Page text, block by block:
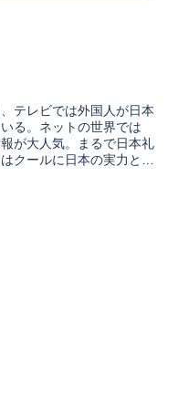
テレビでは外国人が日本
る。ネットの世界では
が大人気。まるで日本礼
クールに日本の実力と立
いぞ」商法の背景など日